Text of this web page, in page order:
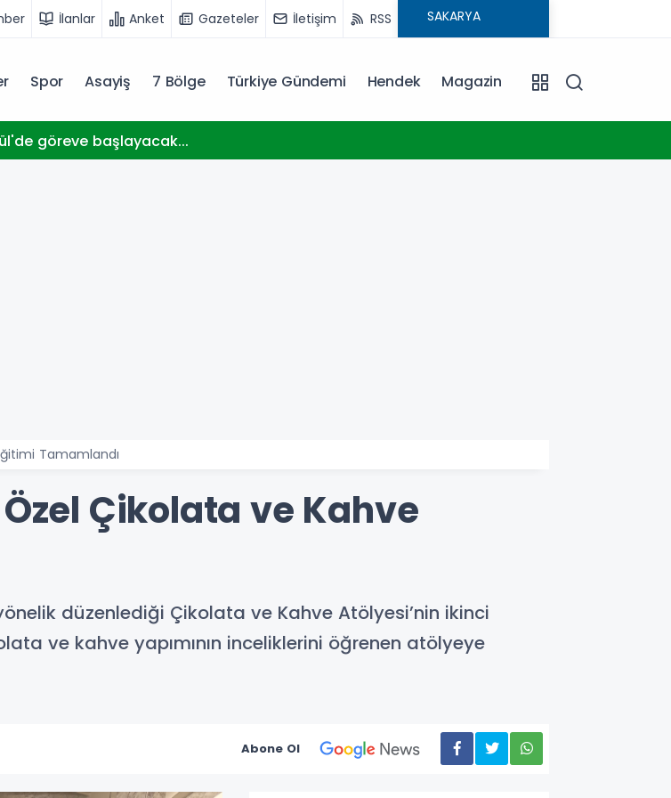
İlanlar Anket Gazeteler İletişim RSS
Spor Asayiş 7 Bölge Türkiye Gündemi Hendek Magazin
göreve başlayacak...
Tamamlandı
Çikolata ve Kahve
düzenlediği Çikolata ve Kahve Atölyesi’nin ikinci
ve kahve yapımının inceliklerini öğrenen atölyeye
Abone Ol